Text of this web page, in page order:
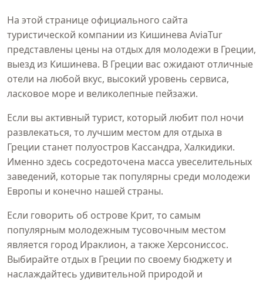
На этой странице официального сайта
туристической компании из Кишинева AviaTur
представлены цены на отдых для молодежи в Греции,
выезд из Кишинева. В Греции вас ожидают отличные
отели на любой вкус, высокий уровень сервиса,
ласковое море и великолепные пейзажи.
Если вы активный турист, который любит пол ночи
развлекаться, то лучшим местом для отдыха в
Греции станет полуостров Кассандра, Халкидики.
Именно здесь сосредоточена масса увеселительных
заведений, которые так популярны среди молодежи
Европы и конечно нашей страны.
Если говорить об острове Крит, то самым
популярным молодежным тусовочным местом
является город Ираклион, а также Херсониссос.
Выбирайте отдых в Греции по своему бюджету и
наслаждайтесь удивительной природой и